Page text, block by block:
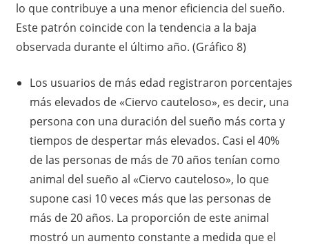
lo que contribuye a una menor eficiencia del sueño.
Este patrón coincide con la tendencia a la baja
observada durante el último año. (Gráfico 8)
Los usuarios de más edad registraron porcentajes
más elevados de «Ciervo cauteloso», es decir, una
persona con una duración del sueño más corta y
tiempos de despertar más elevados. Casi el 40%
de las personas de más de 70 años tenían como
animal del sueño al «Ciervo cauteloso», lo que
supone casi 10 veces más que las personas de
más de 20 años. La proporción de este animal
mostró un aumento constante a medida que el